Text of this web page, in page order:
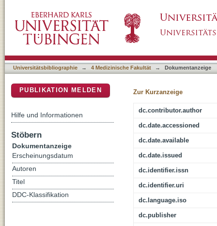
Universitätsbibliographie → 4 Medizinische Fakultät → Dokumentanzeige
Zur Kurzanzeige
dc.contributor.author
dc.date.accessioned
dc.date.available
dc.date.issued
dc.identifier.issn
dc.identifier.uri
dc.language.iso
dc.publisher
PUBLIKATION MELDEN
Hilfe und Informationen
Stöbern
Dokumentanzeige
Erscheinungsdatum
Autoren
Titel
DDC-Klassifikation